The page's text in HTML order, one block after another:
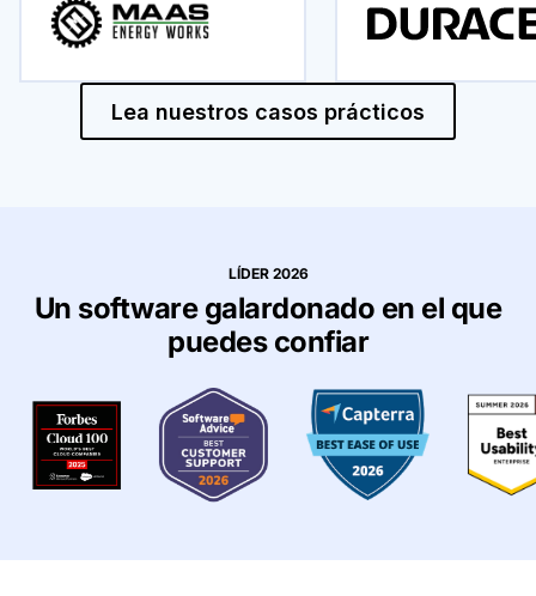
Lea nuestros casos prácticos
LÍDER 2026
Un software galardonado en el que
puedes confiar